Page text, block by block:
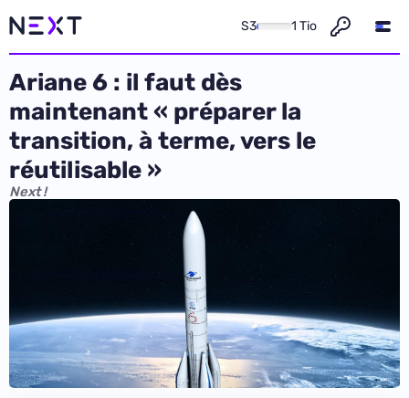
S3 1 Tio
Ariane 6 : il faut dès
maintenant « préparer la
transition, à terme, vers le
réutilisable »
Next !